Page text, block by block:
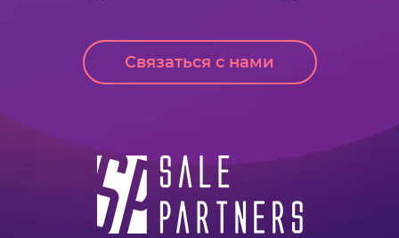
Cвязаться с нами